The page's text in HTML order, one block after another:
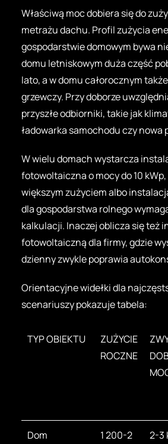
Właściwą moc dobiera się do
metrażu dachu. Profil zużycia
gospodarstwie domowym bywa
domu letniskowym duża część
lato, a w domu całorocznym
grzewczy. Przy doborze
przyszłe odbiorniki, takie jak
ładowarka samochodu czy nowa
W wielu domach wystarcza
fotowoltaiczna o mocy do 10
większym zużyciem albo
dla gospodarstwa rolnego
kalkulacji. Inaczej oblicza się też
fotowoltaiczną dla firmy, gdzie
dzienny zwykle poprawia
Orientacyjne widełki dla
scenariuszy pokazuje tabela:
TYP OBIEKTU
ZUŻYCIE
ROCZNE
Dom
1 200-2
2-3